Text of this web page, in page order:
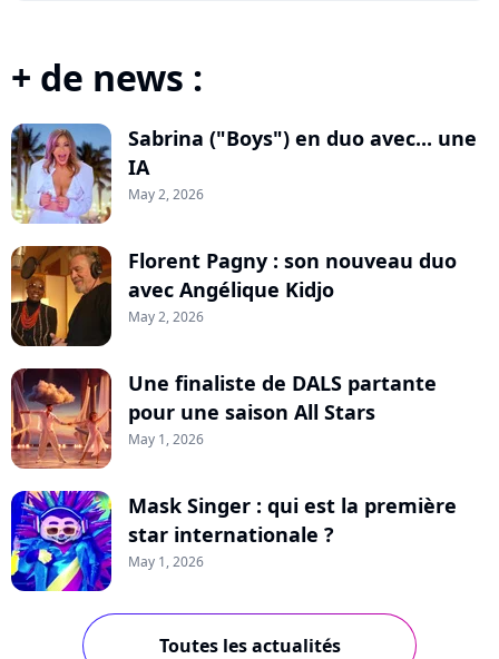
+ de news :
Sabrina ("Boys") en duo avec... une
IA
May 2, 2026
Florent Pagny : son nouveau duo
avec Angélique Kidjo
May 2, 2026
Une finaliste de DALS partante
pour une saison All Stars
May 1, 2026
Mask Singer : qui est la première
star internationale ?
May 1, 2026
Toutes les actualités